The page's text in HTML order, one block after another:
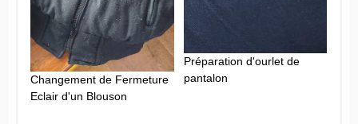
Changement de Fermeture
Eclair d'un Blouson
Préparation d'ourlet de
pantalon